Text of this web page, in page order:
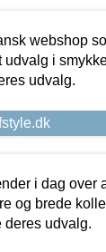
webshop
i
udvalg.
i dag over
og brede
deres udvalg.